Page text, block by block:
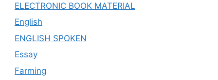
ELECTRONIC BOOK MATERIAL
English
ENGLISH SPOKEN
Essay
Farming